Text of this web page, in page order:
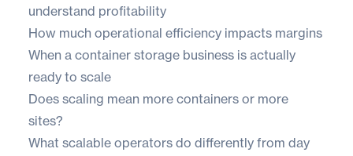
understand profitability
How much operational efficiency impacts margins
When a container storage business is actually
ready to scale
Does scaling mean more containers or more
sites?
What scalable operators do differently from day